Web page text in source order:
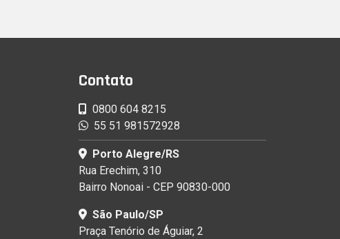
Contato
0800 604 8215
55 51 981572928
Porto Alegre/RS
Rua Erechim, 310
Bairro Nonoai - CEP 90830-000
São Paulo/SP
Praça Tenório de Águiar, 2